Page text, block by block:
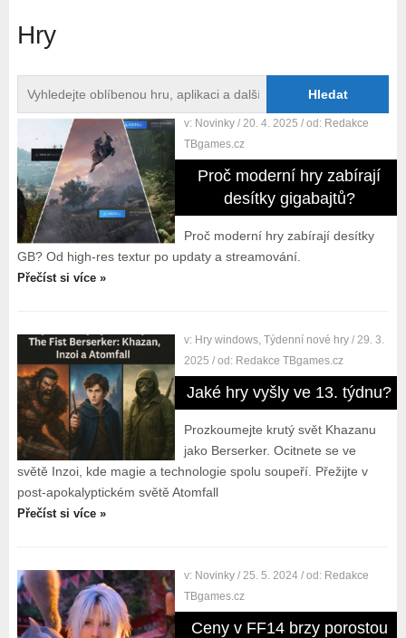
Hry
v: Novinky / 20. 4. 2025 / od: Redakce
TBgames.cz
Proč moderní hry zabírají
desítky gigabajtů?
Proč moderní hry zabírají desítky
GB? Od high-res textur po updaty a streamování.
Přečíst si více »
v: Hry windows,Týdenní nové hry / 29. 3.
2025 / od: Redakce TBgames.cz
Jaké hry vyšly ve 13. týdnu?
Prozkoumejte krutý svět Khazanu
jako Berserker. Ocitnete se ve
světě Inzoi, kde magie a technologie spolu soupeří. Přežijte v
post-apokalyptickém světě Atomfall
Přečíst si více »
v: Novinky / 25. 5. 2024 / od: Redakce
TBgames.cz
Ceny v FF14 brzy porostou